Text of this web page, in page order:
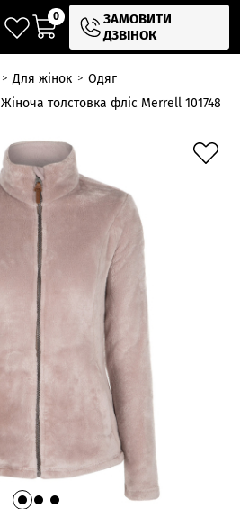
0
ЗАМОВИТИ
ДЗВІНОК
Для жінок
Одяг
Жіноча толстовка фліс Merrell 101748